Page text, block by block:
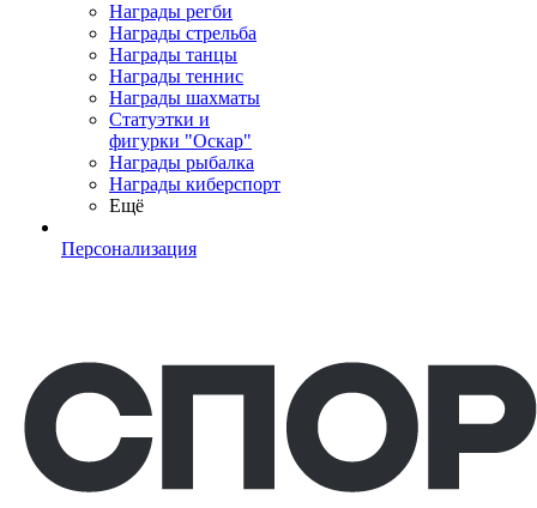
Награды регби
Награды стрельба
Награды танцы
Награды теннис
Награды шахматы
Статуэтки и
фигурки "Оскар"
Награды рыбалка
Награды киберспорт
Ещё
Персонализация